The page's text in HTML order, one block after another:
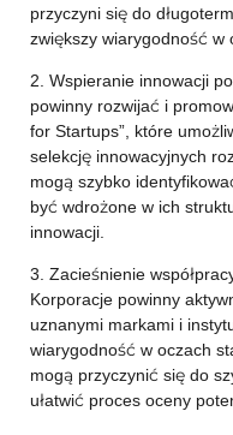
przyczyni się do
zwiększy wiarygodność w
2. Wspieranie innowacji
powinny rozwijać i
for Startups”, które
selekcję innowacyjnych
mogą szybko
być wdrożone w ich
innowacji.
3. Zacieśnienie
Korporacje powinny
uznanymi markami i
wiarygodność w oczach
mogą przyczynić się do
ułatwić proces oceny